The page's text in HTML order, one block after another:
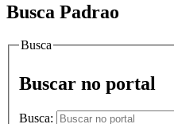
Busca Padrao
Busca
Buscar no portal
Busca: